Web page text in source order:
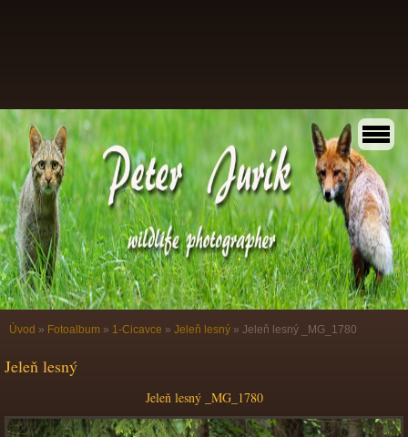
Úvod » Fotoalbum » 1-Cicavce » Jeleň lesný » Jeleň lesný _MG_1780
Jeleň lesný
Jeleň lesný _MG_1780